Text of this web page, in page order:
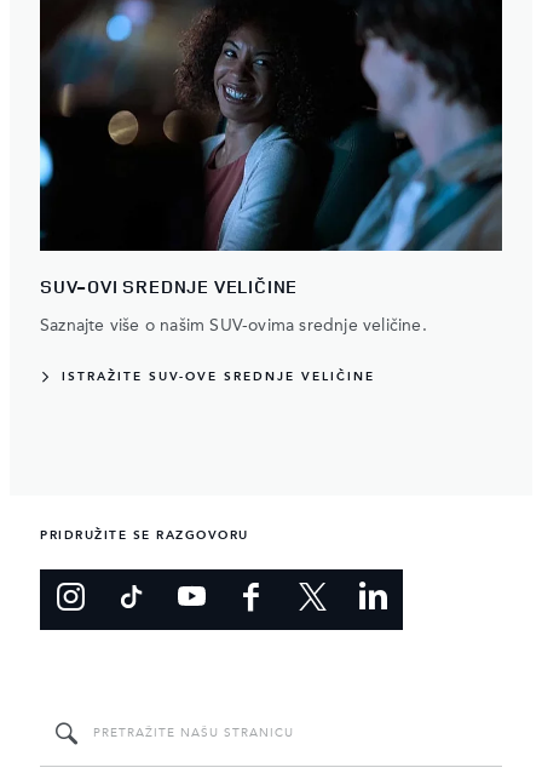
SUV-OVI SREDNJE VELIČINE
Saznajte više o našim SUV-ovima srednje veličine.
ISTRAŽITE SUV-OVE SREDNJE VELIČINE
PRIDRUŽITE SE RAZGOVORU